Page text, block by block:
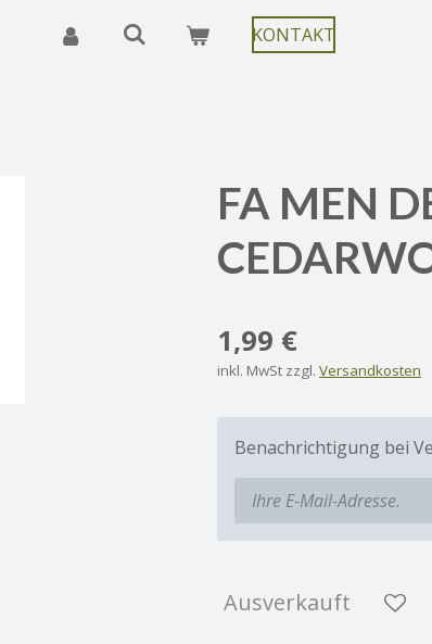
KONTAKT
FA MEN
1,99 €
inkl. MwSt zzgl. Versandkosten
Benachrichtigung bei
Ausverkauft